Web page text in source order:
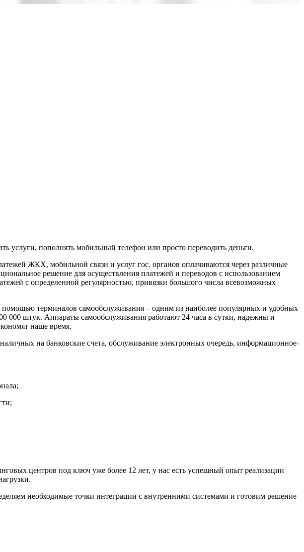
услуги, пополнять мобильный телефон или просто переводить деньги.
ЖКХ, мобильной связи и услуг гос. органов оплачиваются через различные
решение для осуществления платежей и переводов с использованием
с определенной регулярностью, привязки большого числа всевозможных
терминалов самообслуживания – одним из наиболее популярных и удобных
000 штук. Аппараты самообслуживания работают 24 часа в сутки, надежны и
наше время.
на банковские счета, обслуживание электронных очередь, информационное-
центров под ключ уже более 12 лет, у нас есть успешный опыт реализации
необходимые точки интеграции с внутренними системами и готовим решение